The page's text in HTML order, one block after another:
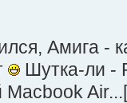
Амига -
Шутка-ли -
Macbook